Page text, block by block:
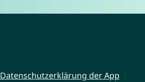
Datenschutzerklärung der App